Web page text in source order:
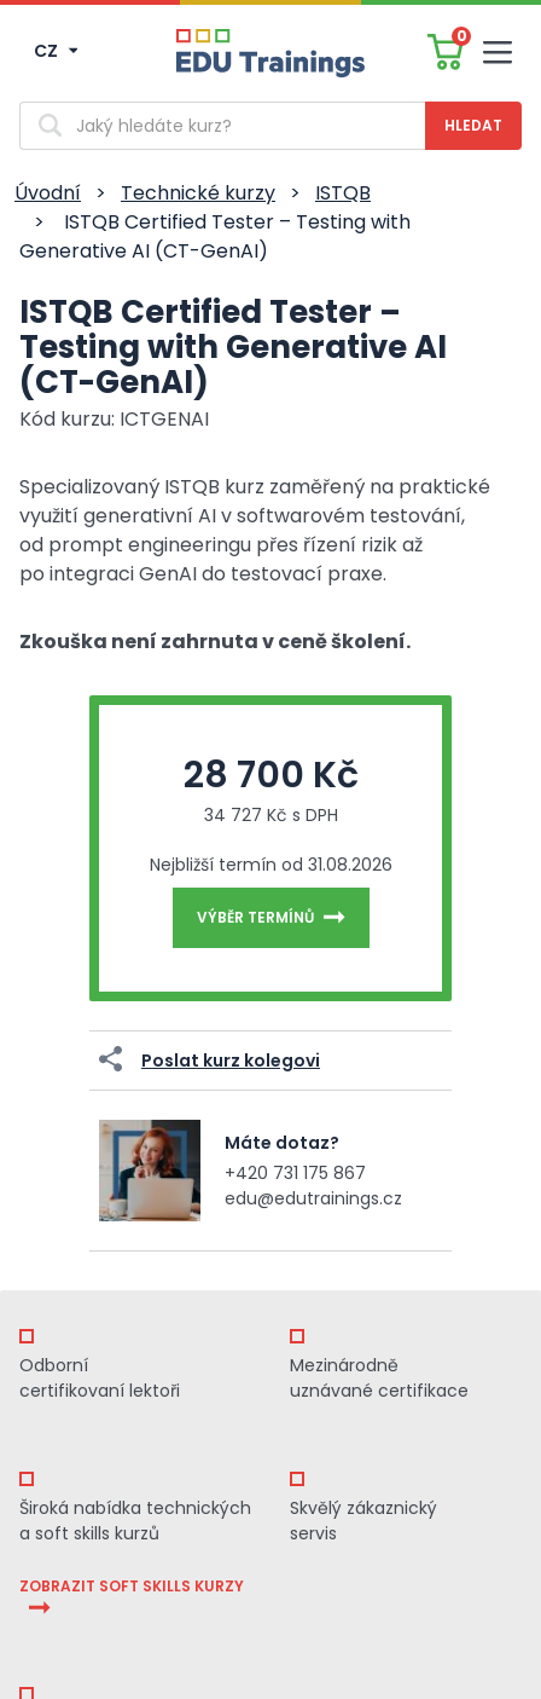
CZ
0
Vyhledávání
Úvodní > Technické kurzy >
ISTQB
>
ISTQB Certified Tester – Testing with
Generative AI (CT-GenAI)
ISTQB Certified Tester –
Testing with Generative AI
(CT-GenAI)
Kód kurzu: ICTGENAI
Specializovaný ISTQB kurz zaměřený na praktické
využití generativní AI v softwarovém testování,
od prompt engineeringu přes řízení rizik až
po integraci GenAI do testovací praxe.
Zkouška není zahrnuta v ceně školení.
28 700 Kč
34 727 Kč s DPH
Nejbližší termín od 31.08.2026
VÝBĚR TERMÍNŮ
Poslat kurz kolegovi
Máte dotaz?
+420 731 175 867
edu@edutrainings.cz
Odborní
certifikovaní lektoři
Mezinárodně
uznávané certifikace
Široká nabídka technických
a soft skills kurzů
ZOBRAZIT SOFT SKILLS KURZY
Skvělý zákaznický
servis